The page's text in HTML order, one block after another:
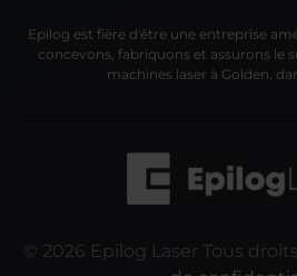
Epilog est fière d'être une entreprise
concevons, fabriquons et assurons le
machines laser à Golden,
© 2026 Epilog Laser Tous